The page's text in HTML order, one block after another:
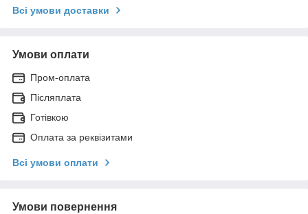
Всі умови доставки
Умови оплати
Пром-оплата
Післяплата
Готівкою
Оплата за реквізитами
Всі умови оплати
Умови повернення